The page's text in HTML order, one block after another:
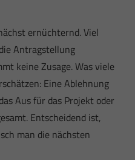
ernüchternd. Viel
Antragstellung
keine Zusage. Was viele
Eine Ablehnung
Aus für das Projekt oder
Entscheidend ist,
man die nächsten